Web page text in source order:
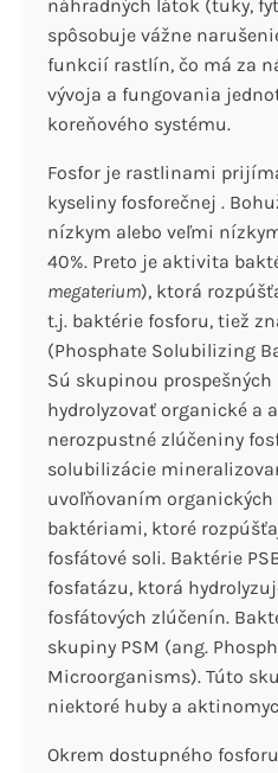
náhradných látok (tuky,
spôsobuje vážne
funkcií rastlín, čo má za
vývoja a fungovania
koreňového systému.
Fosfor je rastlinami
kyseliny fosforečnej .
nízkym alebo veľmi
40%. Preto je aktivita
megaterium), ktorá
t.j. baktérie fosforu, tiež
(Phosphate Solubilizing
Sú skupinou
hydrolyzovať organické a
nerozpustné zlúčeniny
solubilizácie
uvoľňovaním
baktériami, ktoré
fosfátové soli. Baktérie
fosfatázu, ktorá
fosfátových zlúčenín.
skupiny PSM (ang.
Microorganisms). Túto
niektoré huby a
Okrem dostupného